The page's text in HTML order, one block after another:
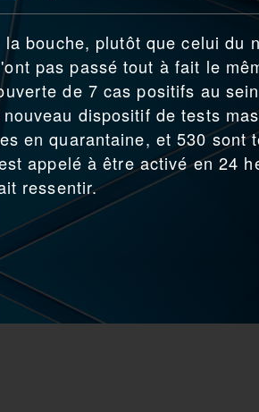
bouche, plutôt que celui du
pas passé tout à fait le
de 7 cas positifs au
dispositif de tests
en quarantaine, et 530 sont
appelé à être activé en 24
ressentir.